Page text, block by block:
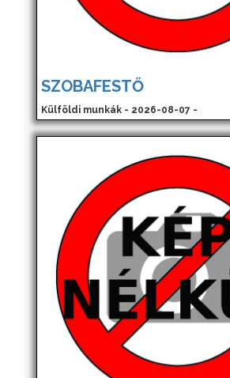
SZOBAFESTŐ
Külföldi munkák - 2026-08-07 -